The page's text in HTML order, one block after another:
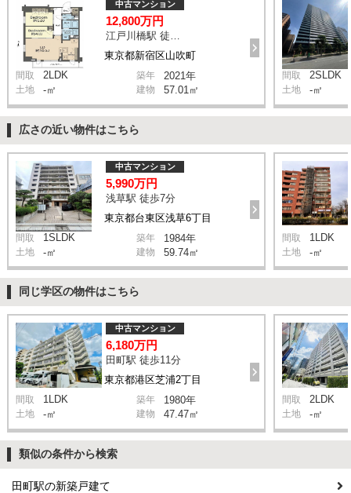
東京都新宿区山吹町
中古マンション
12,800万円
江戸川橋駅 徒歩4分
間取 2LDK 築年 2021年
土地 -㎡ 建物 57.01㎡
間取 2SLDK
土地 -㎡
広さの近い物件はこちら
東京都台東区浅草6丁目
中古マンション
5,990万円
浅草駅 徒歩7分
間取 1SLDK 築年 1984年
土地 -㎡ 建物 59.74㎡
間取 1LDK
土地 -㎡
同じ学区の物件はこちら
東京都港区芝浦2丁目
中古マンション
6,180万円
田町駅 徒歩11分
間取 1LDK 築年 1980年
土地 -㎡ 建物 47.47㎡
間取 2LDK
土地 -㎡
類似の条件から検索
田町駅の新築戸建て